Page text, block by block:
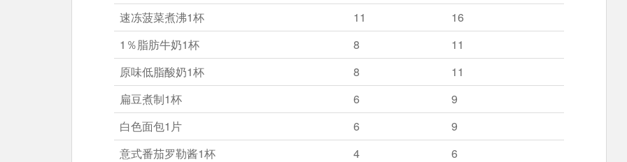
速冻菠菜煮沸1杯
11
16
1％脂肪牛奶1杯
8
11
原味低脂酸奶1杯
8
11
扁豆煮制1杯
6
9
白色面包1片
6
9
意式番茄罗勒酱1杯
4
6